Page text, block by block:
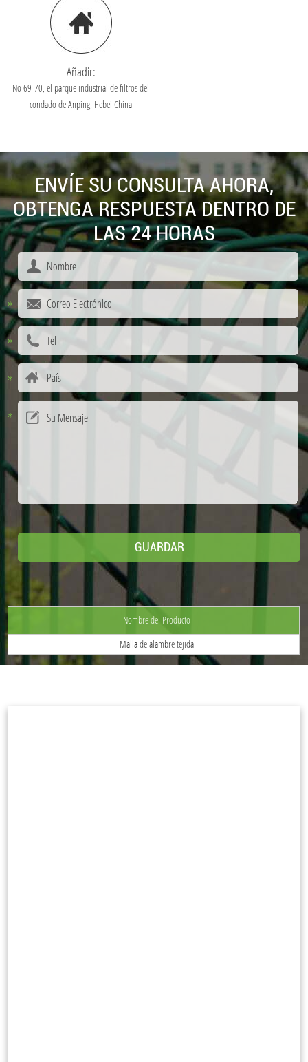
Añadir:
No 69-70, el parque industrial de filtros del
condado de Anping, Hebei China
ENVÍE SU CONSULTA AHORA,
OBTENGA RESPUESTA DENTRO DE
LAS 24 HORAS
Nombre del Producto
Malla de alambre tejida